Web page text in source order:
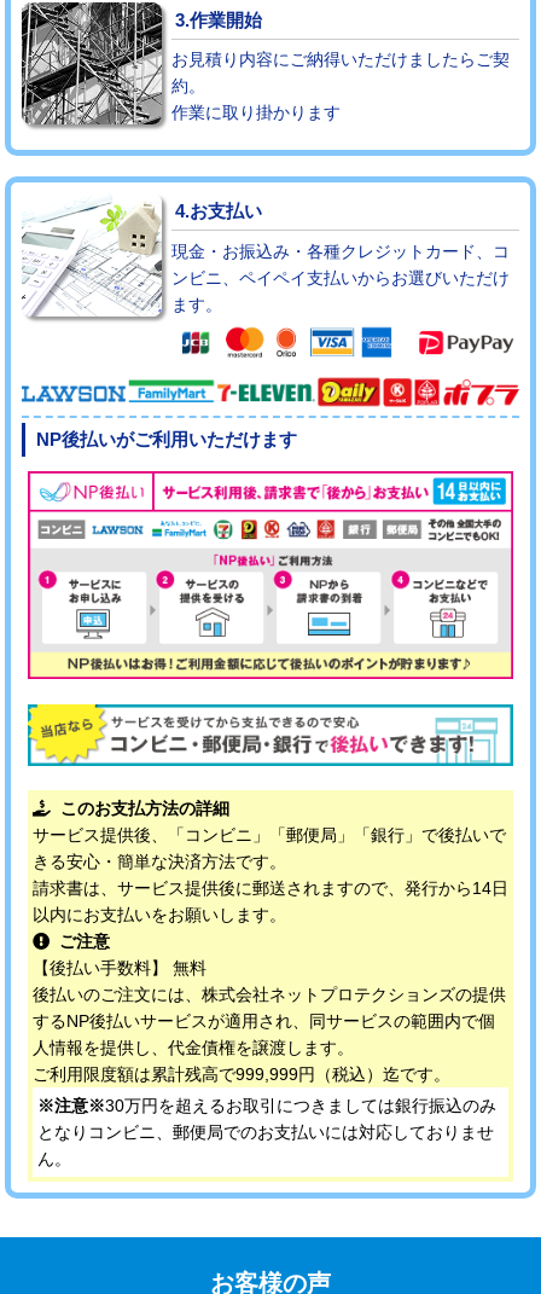
3.作業開始
お見積り内容にご納得いただけましたらご契
約。
作業に取り掛かります
4.お支払い
現金・お振込み・各種クレジットカード、コ
ンビニ、ペイペイ支払いからお選びいただけ
ます。
NP後払いがご利用いただけます
このお支払方法の詳細
サービス提供後、「コンビニ」「郵便局」「銀行」で後払いで
きる安心・簡単な決済方法です。
請求書は、サービス提供後に郵送されますので、発行から14日
以内にお支払いをお願いします。
ご注意
【後払い手数料】 無料
後払いのご注文には、株式会社ネットプロテクションズの提供
するNP後払いサービスが適用され、同サービスの範囲内で個
人情報を提供し、代金債権を譲渡します。
ご利用限度額は累計残高で999,999円（税込）迄です。
※注意※30万円を超えるお取引につきましては銀行振込のみ
となりコンビニ、郵便局でのお支払いには対応しておりませ
ん。
お客様の声